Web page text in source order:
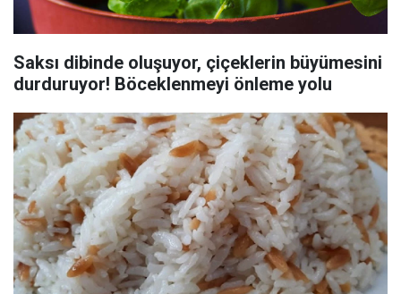
Saksı dibinde oluşuyor, çiçeklerin büyümesini
durduruyor! Böceklenmeyi önleme yolu